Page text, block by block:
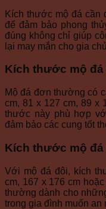
Kích thước mộ đá cần
để đảm bảo phong
đúng không chỉ giúp
lại may mắn cho gia
Kích thước mộ
Mộ đá đơn thường có
cm, 81 x 127 cm, 89 x
thước này phù hợp
đảm bảo các cung tốt
Kích thước mộ đá
Với mộ đá đôi, kích
cm, 167 x 176 cm
thường dành cho
trong gia đình muốn an